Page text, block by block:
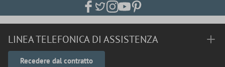
LINEA TELEFONICA DI ASSISTENZA
Recedere dal contratto